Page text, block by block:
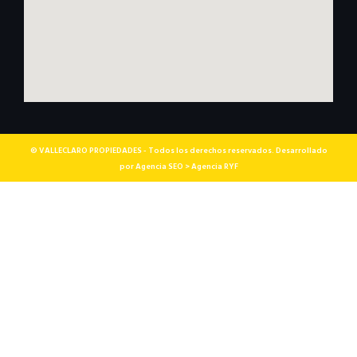
© VALLECLARO PROPIEDADES - Todos los derechos reservados. Desarrollado
por Agencia SEO > Agencia RYF